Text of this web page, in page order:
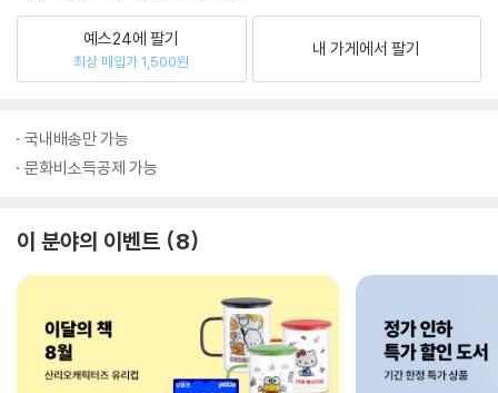
예스24에 팔기
최상 매입가 1,500원
내 가게에서 팔기
국내배송만 가능
문화비소득공제 가능
이 분야의 이벤트 8